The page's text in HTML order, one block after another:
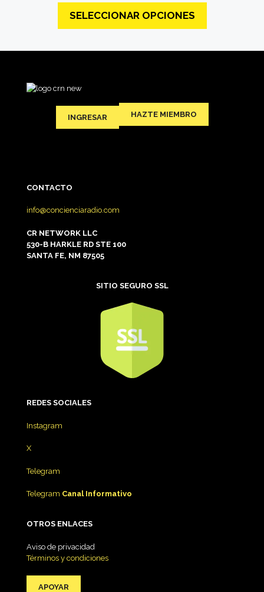
42.00 USD
SELECCIONAR OPCIONES
se
INGRESAR HAZTE MIEMBRO
CONTACTO
info@concienciaradio.com
CR NETWORK LLC
530-B HARKLE RD STE 100
SANTA FE, NM 87505
SITIO SEGURO SSL
REDES SOCIALES
Instagram
X
Telegram
Telegram Canal Informativo
OTROS ENLACES
Aviso de privacidad
Términos y condiciones
APOYAR